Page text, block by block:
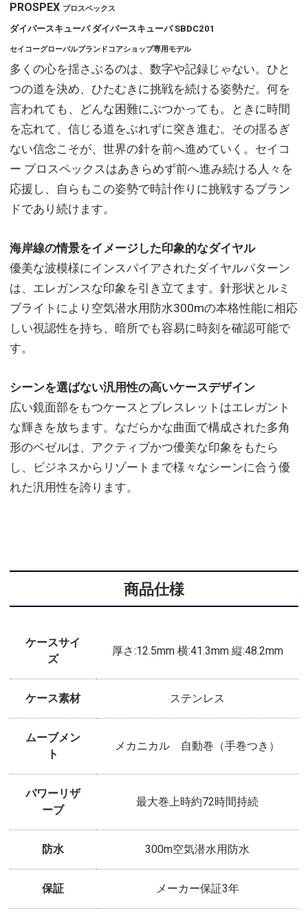
PROSPEX プロスペックス
ダイバースキューバ ダイバースキューバ SBDC201
セイコーグローバルブランドコアショップ専用モデル
多くの心を揺さぶるのは、数字や記録じゃない。ひと
つの道を決め、ひたむきに挑戦を続ける姿勢だ。何を
言われても、どんな困難にぶつかっても。ときに時間
を忘れて、信じる道をぶれずに突き進む。その揺るぎ
ない信念こそが、世界の針を前へ進めていく。セイコ
ー プロスペックスはあきらめず前へ進み続ける人々を
応援し、自らもこの姿勢で時計作りに挑戦するブラン
ドであり続けます。
海岸線の情景をイメージした印象的なダイヤル
優美な波模様にインスパイアされたダイヤルパターン
は、エレガンスな印象を引き立てます。針形状とルミ
ブライトにより空気潜水用防水300mの本格性能に相応
しい視認性を持ち、暗所でも容易に時刻を確認可能で
す。
シーンを選ばない汎用性の高いケースデザイン
広い鏡面部をもつケースとブレスレットはエレガント
な輝きを放ちます。なだらかな曲面で構成された多角
形のベゼルは、アクティブかつ優美な印象をもたら
し、ビジネスからリゾートまで様々なシーンに合う優
れた汎用性を誇ります。
商品仕様
ケースサイ
ズ
厚さ:12.5mm 横:41.3mm 縦:48.2mm
ケース素材 ステンレス
ムーブメン
ト
メカニカル 自動巻（手巻つき）
パワーリザ
ーブ
最大巻上時約72時間持続
防水 300m空気潜水用防水
保証 メーカー保証3年